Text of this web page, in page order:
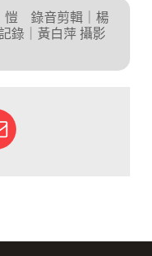
錄音剪輯｜楊
錄｜黃白萍 攝影